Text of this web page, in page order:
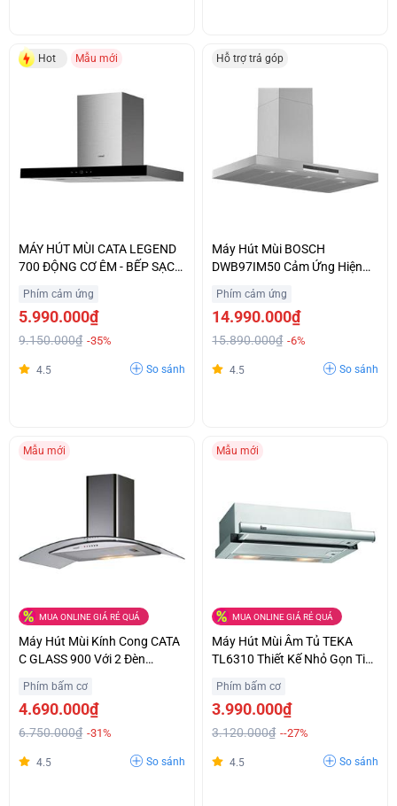
Hot Mẫu mới
MÁY HÚT MÙI CATA LEGEND
700 ĐỘNG CƠ ÊM - BẾP SẠCH
Phím cảm ứng
5.990.000₫
9.150.000₫ -35%
4.5 So sánh
Hỗ trợ trả góp
Máy Hút Mùi BOSCH
DWB97IM50 Cảm Ứng Hiện
Phím cảm ứng
14.990.000₫
15.890.000₫ -6%
4.5 So sánh
Mẫu mới
MUA ONLINE GIÁ RẺ QUÁ
Máy Hút Mùi Kính Cong CATA
C GLASS 900 Với 2 Đèn
Lớn
Phím bấm cơ
4.690.000₫
6.750.000₫ -31%
4.5 So sánh
Mẫu mới
MUA ONLINE GIÁ RẺ QUÁ
Máy Hút Mùi Âm Tủ TEKA
TL6310 Thiết Kế Nhỏ Gọn Tiết
Phím bấm cơ
3.990.000₫
3.120.000₫ --27%
4.5 So sánh